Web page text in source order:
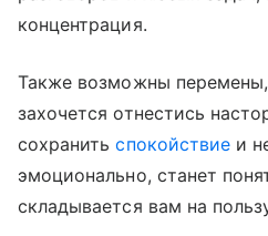
концентрация.
Также возможны
захочется отнестись
сохранитьспокойствие и
эмоционально, станет
складывается вам на